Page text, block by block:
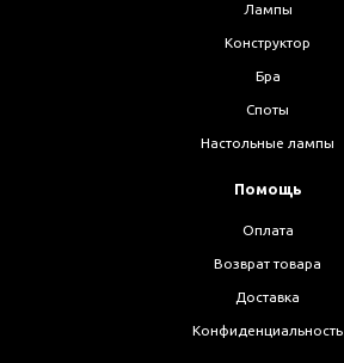
Лампы
Конструктор
Бра
Споты
Настольные лампы
Помощь
Оплата
Возврат товара
Доставка
Конфиденциальность